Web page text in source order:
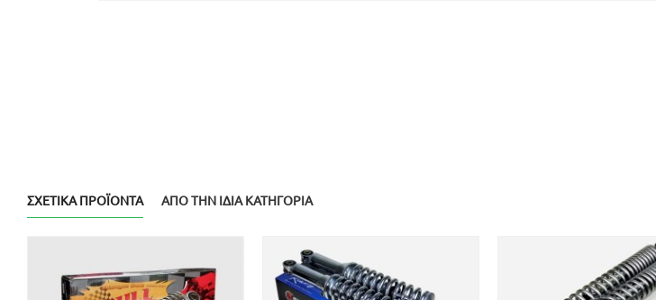
ΣΧΕΤΙΚΆ ΠΡΟΪΌΝΤΑ ΑΠΌ ΤΗΝ ΊΔΙΑ ΚΑΤΗΓΟΡΊΑ